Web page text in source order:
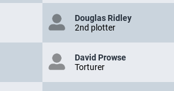
Douglas Ridley
2nd plotter
David Prowse
Torturer